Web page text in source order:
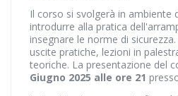
Il corso si svolgerà in ambiente
introdurre alla pratica
insegnare le norme di
uscite pratiche, lezioni in
teoriche. La presentazione del
Giugno 2025 alle ore 21